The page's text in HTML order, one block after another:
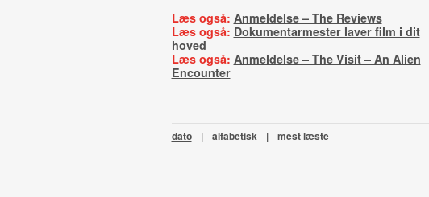
Læs også: Anmeldelse – The Reviews
Læs også: Dokumentarmester laver film i dit
hoved
Læs også: Anmeldelse – The Visit – An Alien
Encounter
dato | alfabetisk | mest læste